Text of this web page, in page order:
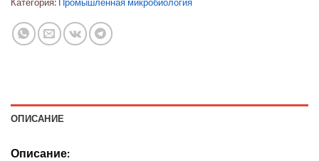
ОПИСАНИЕ
Описание: